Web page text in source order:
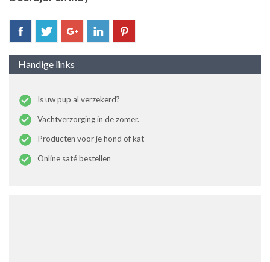
Handige links
Is uw pup al verzekerd?
Vachtverzorging in de zomer.
Producten voor je hond of kat
Online saté bestellen